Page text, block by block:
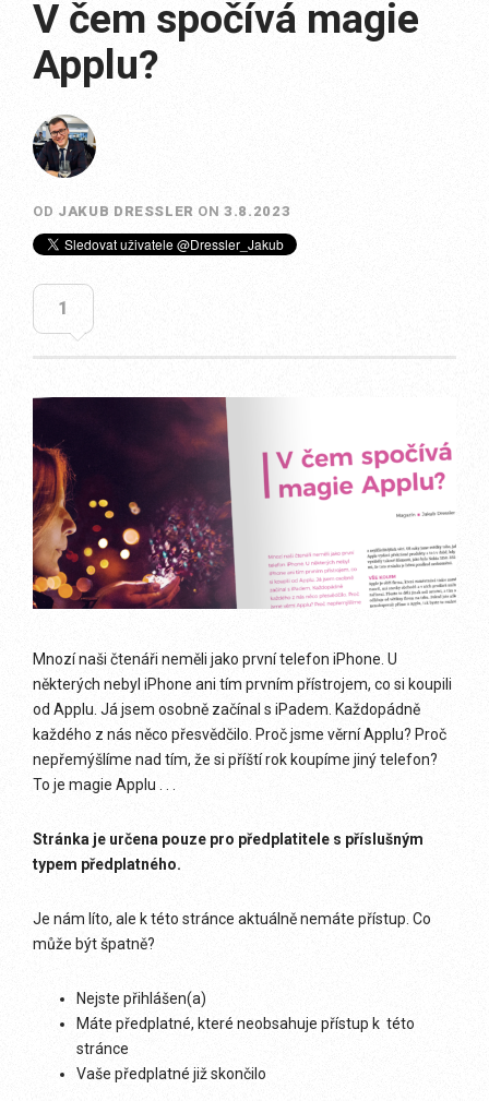
V čem spočívá magie
Applu?
OD JAKUB DRESSLER ON3.8.2023
1
Mnozí naši čtenáři neměli jako první telefon iPhone. U
některých nebyl iPhone ani tím prvním přístrojem, co si koupili
od Applu. Já jsem osobně začínal s iPadem. Každopádně
každého z nás něco přesvědčilo. Proč jsme věrní Applu? Proč
nepřemýšlíme nad tím, že si příští rok koupíme jiný telefon?
To je magie Applu . . .
Stránka je určena pouze pro předplatitele s příslušným
typem předplatného.
Je nám líto, ale k této stránce aktuálně nemáte přístup. Co
může být špatně?
Nejste přihlášen(a)
Máte předplatné, které neobsahuje přístup k této
stránce
Vaše předplatné již skončilo